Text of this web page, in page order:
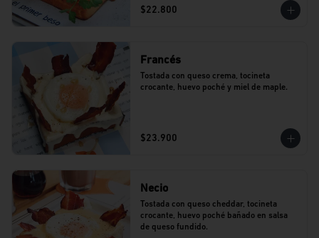
$22.800
Francés
Tostada con queso crema, tocineta
crocante, huevo poché y miel de maple.
$23.900
Necio
Tostada con queso cheddar, tocineta
crocante, huevo poché bañado en salsa
de queso fundido.